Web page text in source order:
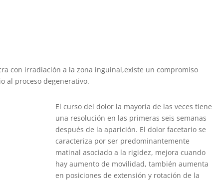
con irradiación a la zona inguinal,existe un compromiso
al proceso degenerativo.
El curso del dolor la mayoría de las veces tiene
una resolución en las primeras seis semanas
después de la aparición. El dolor facetario se
caracteriza por ser predominantemente
matinal asociado a la rigidez, mejora cuando
hay aumento de movilidad, también aumenta
en posiciones de extensión y rotación de la